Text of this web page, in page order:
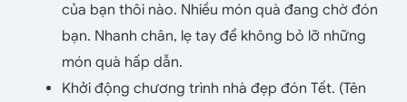
của bạn thôi nào. Nhiều món quà đang chờ đón
bạn. Nhanh chân, lẹ tay để không bỏ lỡ những
món quà hấp dẫn.
Khởi động chương trình nhà đẹp đón Tết. (Tên